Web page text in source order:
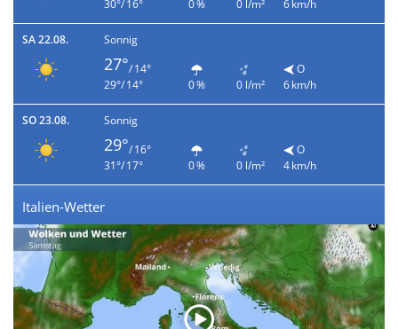
30°/ 16°
0 % 0 l/m²
6 km/h
SA 22.08. Sonnig
27°/ 14°
29°/ 14°
0 % 0 l/m²
O
6 km/h
SO 23.08. Sonnig
29°/ 16°
31°/ 17°
0 % 0 l/m²
O
4 km/h
Italien-Wetter